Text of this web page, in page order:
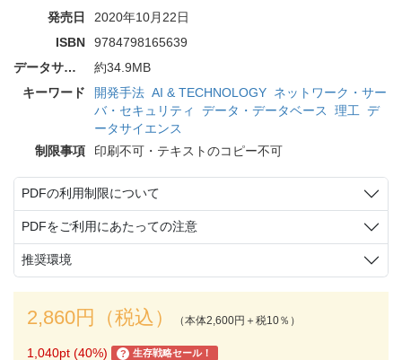
発売日
2020年10月22日
ISBN
9784798165639
データサイズ
約34.9MB
キーワード
開発手法 AI & TECHNOLOGY ネットワーク・サー
バ・セキュリティ
データ・データベース 理工 デ
ータサイエンス
制限事項
印刷不可・テキストのコピー不可
PDFの利用制限について
PDFをご利用にあたっての注意
推奨環境
2,860円（税込） （本体2,600円＋税10％）
1,040pt (40%) ? 生存戦略セール！